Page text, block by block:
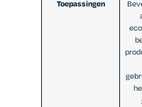
Toepassingen